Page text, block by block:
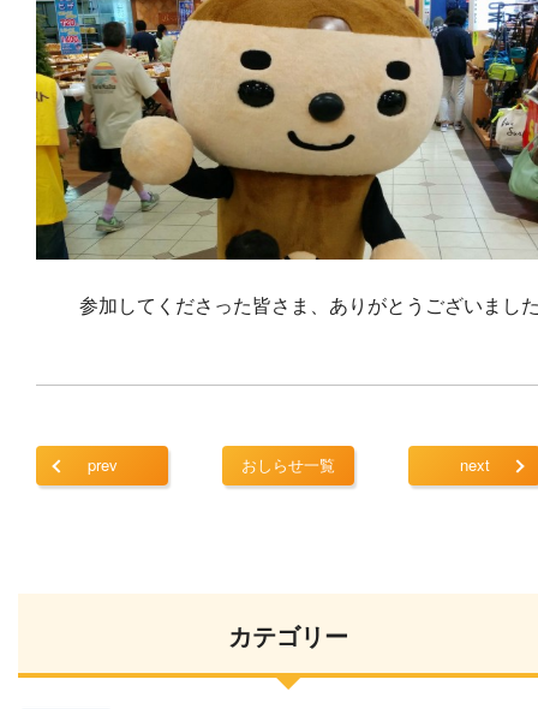
参加してくださった皆さま、ありがとうございまし
prev おしらせ一覧 next
カテゴリー